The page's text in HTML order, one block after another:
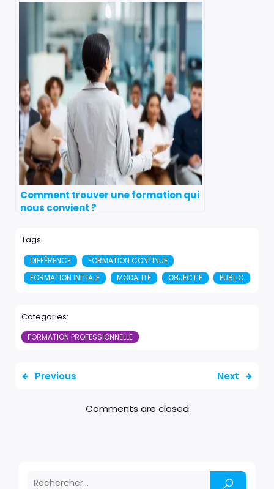
Comment trouver une formation qui
nous convient ?
Tags:
DIFFÉRENCE
FORMATION CONTINUE
FORMATION INITIALE
MODALITÉ OBJECTIF PUBLIC
Categories:
FORMATION PROFESSIONNELLE
Previous Next
Comments are closed